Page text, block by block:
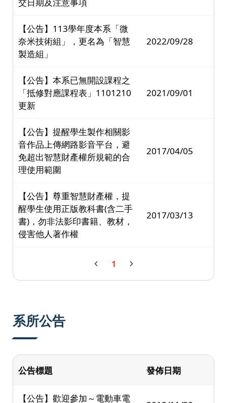
交日期及注意事項
【公告】113學年度本系「微
奈米技術組」，更名為「智慧
製造組」
2022/09/28
【公告】本系已無開設課程之
「抵修對應課程表」1101210
更新
2021/09/01
【公告】提醒學生製作相關影
音作品上傳網路影音平台，避
免超出智慧財產權所規範的合
理使用範圍
2017/04/05
【公告】尊重智慧財產權，提
醒學生使用正版教科書(含二手
書)，勿非法影印書籍、教材，
侵害他人著作權
2017/03/13
1
系所公告
公告標題 發佈日期
【公告】歡迎參加～電動車電